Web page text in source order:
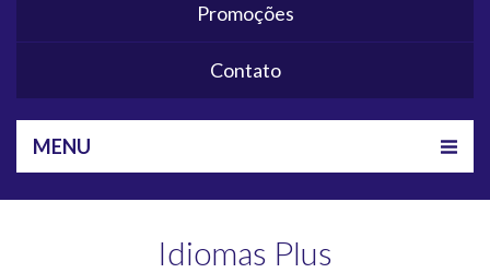
Promoções
Contato
MENU
Idiomas Plus